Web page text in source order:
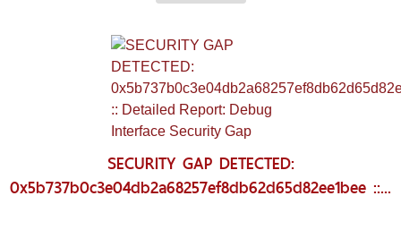
SECURITY GAP DETECTED:
0x5b737b0c3e04db2a68257ef8db62d65d82ee1bee ::...